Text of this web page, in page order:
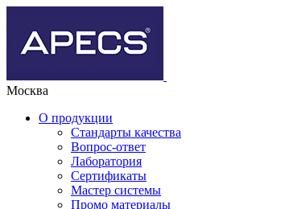
Москва
О продукции
Стандарты качества
Вопрос-ответ
Лаборатория
Сертификаты
Мастер системы
Промо материалы